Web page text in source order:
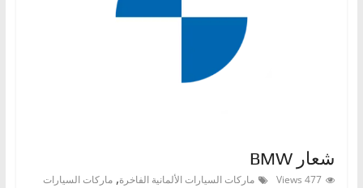
شعار BMW
477 Views ماركات السيارات الألمانية الفاخرة, ماركات السيارات